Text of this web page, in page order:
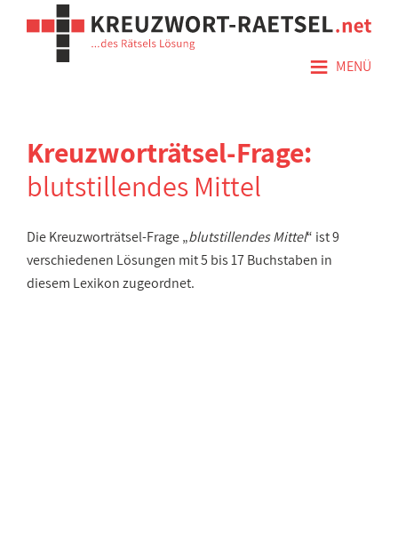
≡ MENÜ
Kreuzworträtsel-Frage:
blutstillendes Mittel
Die Kreuzworträtsel-Frage „blutstillendes Mittel“ ist 9
verschiedenen Lösungen mit 5 bis 17 Buchstaben in
diesem Lexikon zugeordnet.